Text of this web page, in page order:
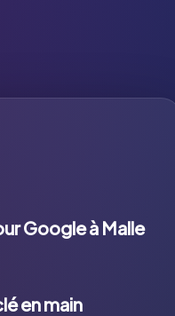
Google à Malle
en main